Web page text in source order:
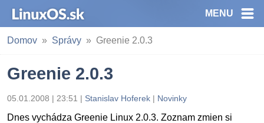
MENU
Domov Správy Greenie 2.0.3
Greenie 2.0.3
05.01.2008 | 23:51 | Stanislav Hoferek | Novinky
Dnes vychádza Greenie Linux 2.0.3. Zoznam zmien si